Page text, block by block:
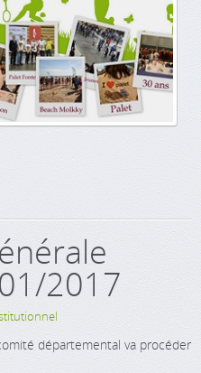
2017
départemental va procéder